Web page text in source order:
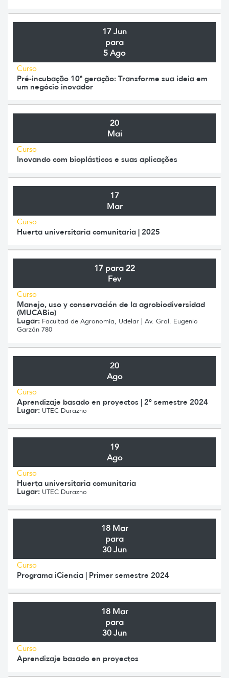
17 Jun
para
5 Ago
Curso
Pré-incubação 10ª geração: Transforme sua ideia em
um negócio inovador
20
Mai
Curso
Inovando com bioplásticos e suas aplicações
17
Mar
Curso
Huerta universitaria comunitaria | 2025
17 para 22
Fev
Curso
Manejo, uso y conservación de la agrobiodiversidad
(MUCABio)
Lugar: Facultad de Agronomía, Udelar | Av. Gral. Eugenio
Garzón 780
20
Ago
Curso
Aprendizaje basado en proyectos | 2° semestre 2024
Lugar: UTEC Durazno
19
Ago
Curso
Huerta universitaria comunitaria
Lugar: UTEC Durazno
18 Mar
para
30 Jun
Curso
Programa iCiencia | Primer semestre 2024
18 Mar
para
30 Jun
Curso
Aprendizaje basado en proyectos